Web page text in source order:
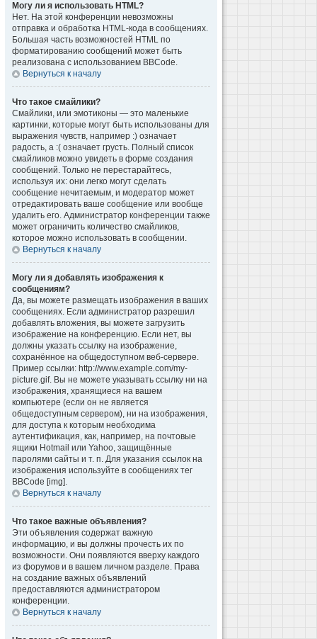
Могу ли я использовать HTML?
Нет. На этой конференции невозможны
отправка и обработка HTML-кода в сообщениях.
Большая часть возможностей HTML по
форматированию сообщений может быть
реализована с использованием BBCode.
Вернуться к началу
Что такое смайлики?
Смайлики, или эмотиконы — это маленькие
картинки, которые могут быть использованы для
выражения чувств, например :) означает
радость, а :( означает грусть. Полный список
смайликов можно увидеть в форме создания
сообщений. Только не перестарайтесь,
используя их: они легко могут сделать
сообщение нечитаемым, и модератор может
отредактировать ваше сообщение или вообще
удалить его. Администратор конференции также
может ограничить количество смайликов,
которое можно использовать в сообщении.
Вернуться к началу
Могу ли я добавлять изображения к
сообщениям?
Да, вы можете размещать изображения в ваших
сообщениях. Если администратор разрешил
добавлять вложения, вы можете загрузить
изображение на конференцию. Если нет, вы
должны указать ссылку на изображение,
сохранённое на общедоступном веб-сервере.
Пример ссылки: http://www.example.com/my-
picture.gif. Вы не можете указывать ссылку ни на
изображения, хранящиеся на вашем
компьютере (если он не является
общедоступным сервером), ни на изображения,
для доступа к которым необходима
аутентификация, как, например, на почтовые
ящики Hotmail или Yahoo, защищённые
паролями сайты и т. п. Для указания ссылок на
изображения используйте в сообщениях тег
BBCode [img].
Вернуться к началу
Что такое важные объявления?
Эти объявления содержат важную
информацию, и вы должны прочесть их по
возможности. Они появляются вверху каждого
из форумов и в вашем личном разделе. Права
на создание важных объявлений
предоставляются администратором
конференции.
Вернуться к началу